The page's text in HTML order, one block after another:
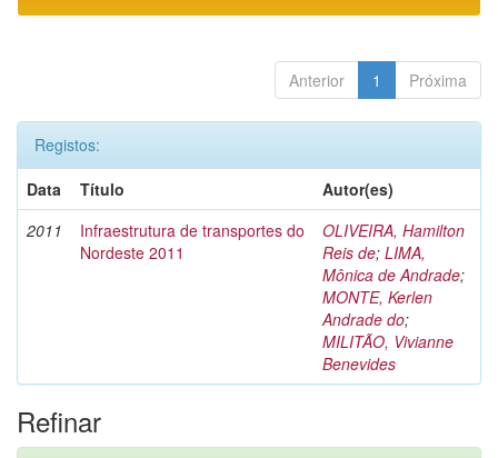
Anterior 1 Próxima
Registos:
Data
Título
Autor(es)
2011
Infraestrutura de transportes do
Nordeste 2011
OLIVEIRA, Hamilton
Reis de; LIMA,
Mônica de Andrade;
MONTE, Kerlen
Andrade do;
MILITÃO, Vivianne
Benevides
Refinar